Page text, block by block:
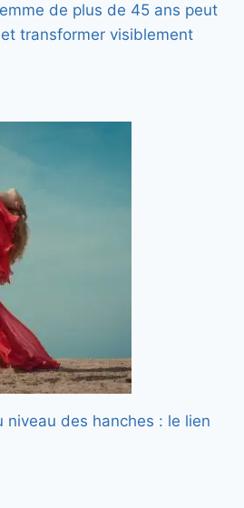
de plus de 45 ans peut
transformer visiblement
niveau des hanches : le lien